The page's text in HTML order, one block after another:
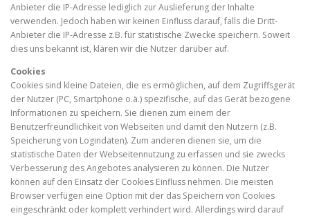
Anbieter die IP-Adresse lediglich zur Auslieferung der Inhalte
verwenden. Jedoch haben wir keinen Einfluss darauf, falls die Dritt-
Anbieter die IP-Adresse z.B. für statistische Zwecke speichern. Soweit
dies uns bekannt ist, klären wir die Nutzer darüber auf.
Cookies
Cookies sind kleine Dateien, die es ermöglichen, auf dem Zugriffsgerät
der Nutzer (PC, Smartphone o.ä.) spezifische, auf das Gerät bezogene
Informationen zu speichern. Sie dienen zum einem der
Benutzerfreundlichkeit von Webseiten und damit den Nutzern (z.B.
Speicherung von Logindaten). Zum anderen dienen sie, um die
statistische Daten der Webseitennutzung zu erfassen und sie zwecks
Verbesserung des Angebotes analysieren zu können. Die Nutzer
können auf den Einsatz der Cookies Einfluss nehmen. Die meisten
Browser verfügen eine Option mit der das Speichern von Cookies
eingeschränkt oder komplett verhindert wird. Allerdings wird darauf